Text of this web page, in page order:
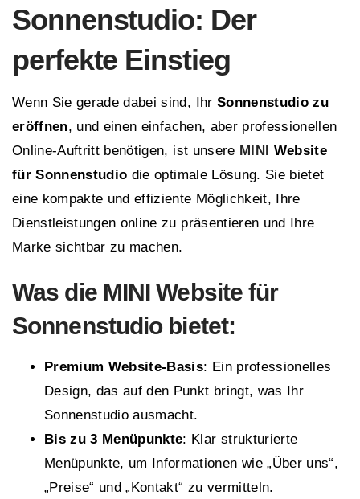
Sonnenstudio: Der
perfekte Einstieg
Wenn Sie gerade dabei sind, Ihr Sonnenstudio zu
eröffnen, und einen einfachen, aber professionellen
Online-Auftritt benötigen, ist unsere MINI
Website
für Sonnenstudio die optimale Lösung. Sie bietet
eine kompakte und effiziente Möglichkeit, Ihre
Dienstleistungen online zu präsentieren und Ihre
Marke sichtbar zu machen.
Was die MINI Website für
Sonnenstudio bietet:
Premium Website-Basis: Ein professionelles
Design, das auf den Punkt bringt, was Ihr
Sonnenstudio ausmacht.
Bis zu 3 Menüpunkte: Klar strukturierte
Menüpunkte, um Informationen wie „Über uns“,
„Preise“ und „Kontakt“ zu vermitteln.